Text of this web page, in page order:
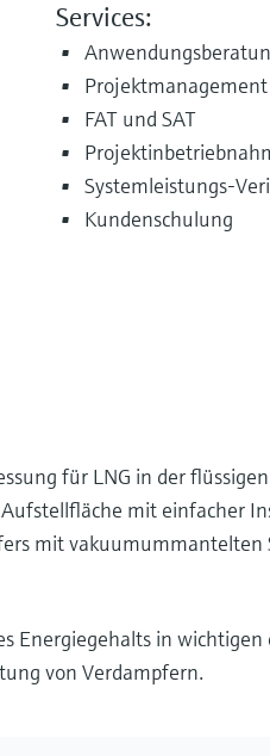
Services:
FAT und SAT
Systemleistungs-
Kundenschulung
für LNG in der
mit einfacher
mit vakuumummantelten
Energiegehalts in
von Verdampfern.